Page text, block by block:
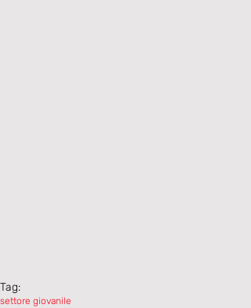
Tag:
settore giovanile